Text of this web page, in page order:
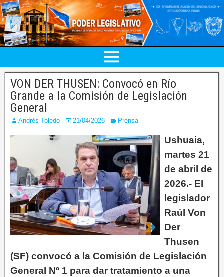
VON DER THUSEN: Convocó en Río
Grande a la Comisión de Legislación
General
Andrés Toledo 21/04/2026 Prensa
Ushuaia,
martes 21
de abril de
2026.- El
legislador
Raúl Von
Der
Thusen
(SF) convocó a la Comisión de Legislación
General Nº 1 para dar tratamiento a una